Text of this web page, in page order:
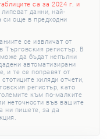
са за 2024 г. и
данни, най-
си още в предходни
се извличат от
Търговския регистър. В
да бъдат непълни
автоматизирани
и те се поправят от
хиляди отчети,
регистър, като
към по-малките
неточности във вашите
ни пишете, за да